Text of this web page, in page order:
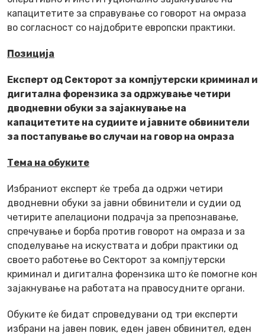
капацитетите за справување со говорот на омраза
во согласност со најдобрите европски практики.
Позиција
Експерт од Секторот за компјутерски криминал и
дигитална форензика за одржување четири
дводневни обуки за зајакнување на
капацитетите на судиите и јавните обвинители
за постапување во случаи на говор на омраза
Тема на обуките
Избраниот експерт ќе треба да одржи четири
дводневни обуки за јавни обвинители и судии од
четирите апелациони подрачја за препознавање,
спречување и борба против говорот на омраза и за
споделување на искуствата и добри практики од
своето работење во Секторот за компјутерски
криминал и дигитална форензика што ќе помогне кон
зајакнување на работата на правосудните органи.
Обуките ќе бидат спроведувани од три експерти
избрани на јавен повик, еден јавен обвинител, еден